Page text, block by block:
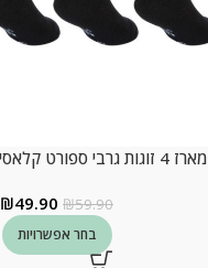
מארז 4 זוגות גרבי ספורט קלאסיות, צבע שחור
₪59.90
₪49.90
בחר אפשרויות